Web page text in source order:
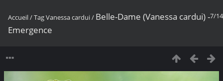
7/14
Accueil/TagVanessa cardui/ Belle-Dame (Vanessa cardui) -
Emergence